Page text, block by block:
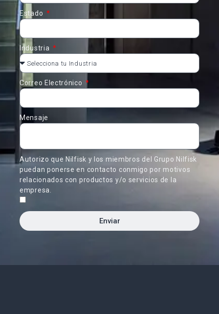
Estado
Industria
Correo Electrónico
Mensaje
Autorizo que Nilfisk y los miembros del Grupo Nilfisk
puedan ponerse en contacto conmigo por motivos
relacionados con productos y/o servicios de la
empresa.
Enviar